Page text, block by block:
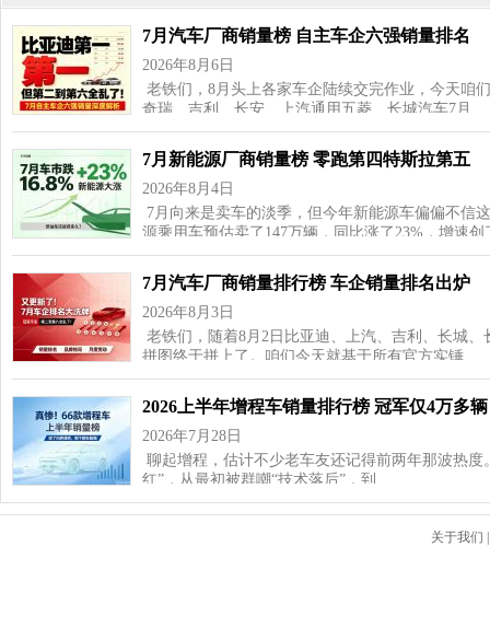
7月汽车厂商销量榜 自主车企六强销量排名
2026年8月6日
老铁们，8月头上各家车企陆续交完作业，今天
奇瑞、吉利、长安、上汽通用五菱、长城汽车7月…
7月新能源厂商销量榜 零跑第四特斯拉第五
2026年8月4日
7月向来是卖车的淡季，但今年新能源车偏偏不信
源乘用车预估卖了147万辆，同比涨了23%，增速
7月汽车厂商销量排行榜 车企销量排名出炉
2026年8月3日
老铁们，随着8月2日比亚迪、上汽、吉利、长城
拼图终于拼上了。咱们今天就基于所有官方实锤…
2026上半年增程车销量排行榜 冠军仅4万多辆
2026年7月28日
聊起增程，估计不少老车友还记得前两年那波热
红”，从最初被群嘲“技术落后”，到…
关于我们